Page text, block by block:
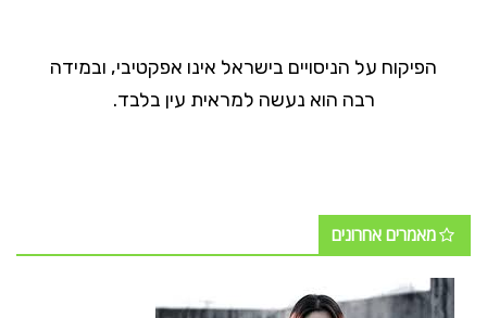
הפיקוח על הניסויים בישראל אינו אפקטיבי, ובמידה
רבה הוא נעשה למראית עין בלבד.
מאמרים אחרונים